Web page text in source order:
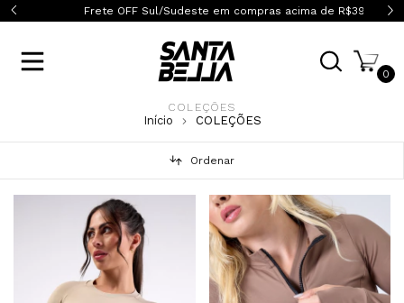
Frete OFF Sul/Sudeste em compras acima de R$399,90
0
COLEÇÕES
Início COLEÇÕES
Ordenar